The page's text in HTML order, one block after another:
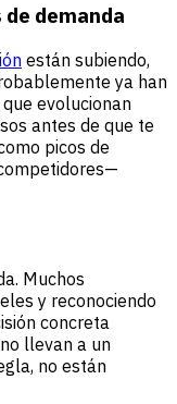
demanda
están subiendo,
ya han
evolucionan
antes de que te
picos de
Muchos
y reconociendo
concreta
llevan a un
no están